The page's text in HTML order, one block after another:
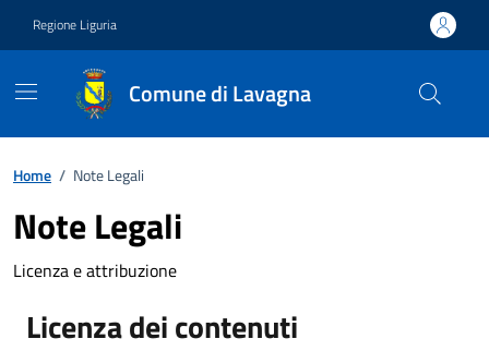
Regione Liguria
Comune di Lavagna
Home / Note Legali
Note Legali
Licenza e attribuzione
Licenza dei contenuti